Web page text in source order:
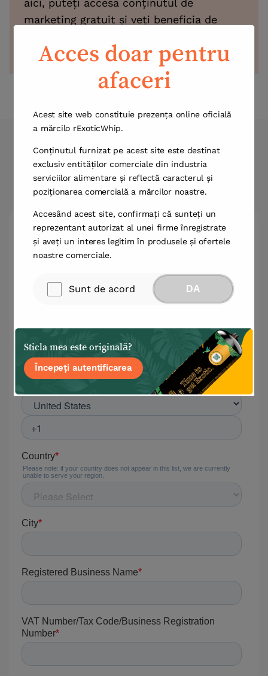
aici, puteți accesa conținutul de
marketing gratuit și veți beneficia de
Vindeți Marca Noastră,
Îmbunătățiți-vă Afacerea
Acces doar pentru
afaceri
Acest site web constituie prezența online oficială
a mărcilo rExoticWhip.
Conținutul furnizat pe acest site este destinat
exclusiv entităților comerciale din industria
serviciilor alimentare și reflectă caracterul și
poziționarea comercială a mărcilor noastre.
Accesând acest site, confirmați că sunteți un
reprezentant autorizat al unei firme înregistrate
și aveți un interes legitim în produsele și ofertele
noastre comerciale.
Sunt de acord DA
Sticla mea este originală?
Începeți autentificarea